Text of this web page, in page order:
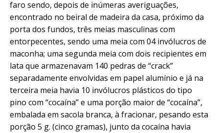
faro sendo, depois de inúmeras averiguações,
encontrado no beiral de madeira da casa, próximo da
porta dos fundos, três meias masculinas com
entorpecentes, sendo uma meia com 04 invólucros de
maconha; uma segunda meia com dois recipientes em
lata que armazenavam 140 pedras de “crack”
separadamente envolvidas em papel alumínio e já na
terceira meia havia 10 invólucros plásticos do tipo
pino com “cocaína” e uma porção maior de “cocaína”,
embalada em sacola branca, à fracionar, pesando esta
porção 5 g. (cinco gramas), junto da cocaína havia